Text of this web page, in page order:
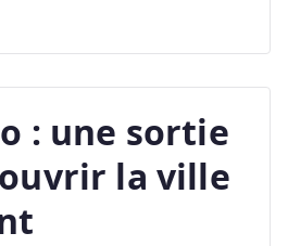
: une sortie
la ville